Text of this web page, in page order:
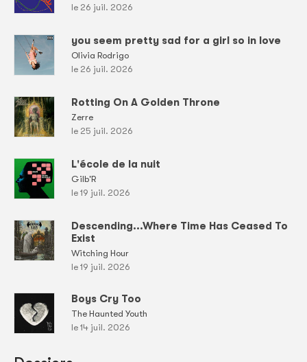
le 26 juil. 2026
you seem pretty sad for a girl so in love
Olivia Rodrigo
le 26 juil. 2026
Rotting On A Golden Throne
Zerre
le 25 juil. 2026
L'école de la nuit
Gilb'R
le 19 juil. 2026
Descending...Where Time Has Ceased To
Exist
Witching Hour
le 19 juil. 2026
Boys Cry Too
The Haunted Youth
le 14 juil. 2026